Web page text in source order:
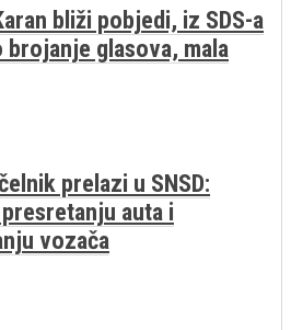
bliži pobjedi, iz SDS-a
glasova, mala
prelazi u SNSD:
auta i
vozača